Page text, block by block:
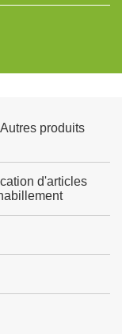
produits
d'articles